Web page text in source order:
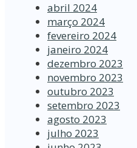
abril 2024
março 2024
fevereiro 2024
janeiro 2024
dezembro 2023
novembro 2023
outubro 2023
setembro 2023
agosto 2023
julho 2023